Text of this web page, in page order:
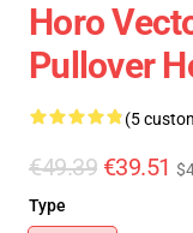
Horo
Pullover
(5
€49.39 €39.51
Type